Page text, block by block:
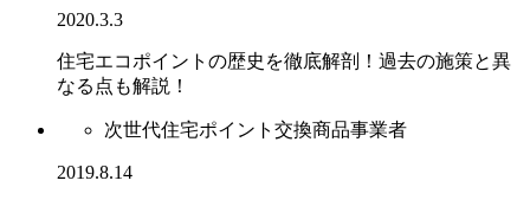
2020.3.3
住宅エコポイントの歴史を徹底解剖！過去の施策と異
なる点も解説！
次世代住宅ポイント交換商品事業者
2019.8.14